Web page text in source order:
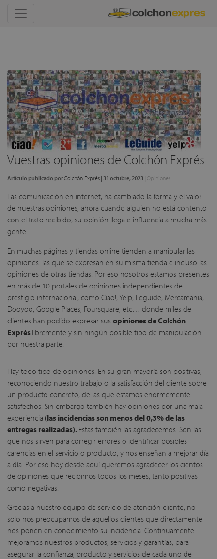
Vuestras opiniones de Colchón Exprés
Artículo publicado porColchón Exprés | 31 octubre, 2023 | Opiniones
Las comunicación en internet, ha cambiado la forma y el valor
de nuestras opiniones, ahora cuando alguien no está contento
con el trato recibido, su opinión llega e influencia a mucha más
gente.
En muchas páginas y tiendas online tienden a manipular las
opiniones: las que se expresan en su misma tienda e incluso las
opiniones de otras tiendas. Por eso nosotros estamos presentes
en más de 10 portales de opiniones independientes de
prestigio internacional, como Ciao!, Yelp, Leguide, Mercamania,
Dooyoo, Google Places, Foursquare, etc… donde miles de
clientes han podido expresar sus opiniones de Colchón
Exprés libremente y sin ningún posible tipo de manipulación
por nuestra parte.
Hay todo tipo de opiniones. En su gran mayoría son positivas,
reconociendo nuestro trabajo o la satisfacción del cliente sobre
un producto concreto, de las que estamos enormemente
satisfechos. Sin embargo también hay opiniones por una mala
experiencia (las incidencias son menos del 0,3% de las
entregas realizadas). Estas también las agradecemos. Son las
que nos sirven para corregir errores o identificar posibles
carencias en el servicio o producto, y nos enseñan a mejorar día
a día. Por eso hoy desde aquí queremos agradecer los cientos
de opiniones que recibimos todos los meses, tanto positivas
como negativas.
Gracias a nuestro equipo de servicio de atención cliente, no
solo nos preocupamos de aquellos clientes que directamente
nos ponen en conocimiento su incidencia. Continuamente
mejoramos nuestros productos, servicios y garantías, para
asegurar la confianza, producto y servicios de cada uno de